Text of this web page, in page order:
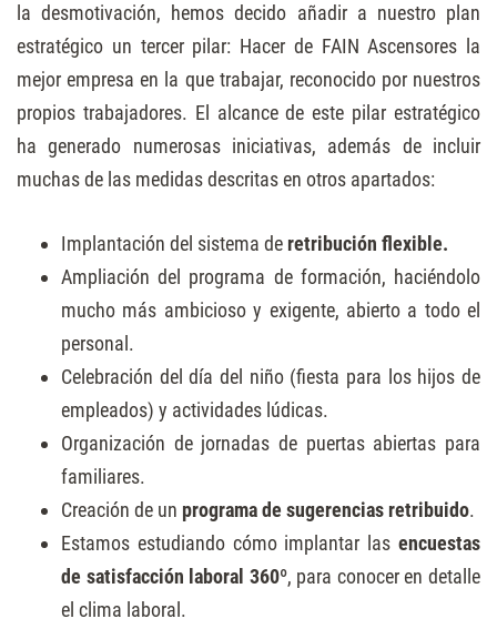
la desmotivación, hemos decido añadir a nuestro plan
estratégico un tercer pilar: Hacer de FAIN Ascensores la
mejor empresa en la que trabajar, reconocido por nuestros
propios trabajadores. El alcance de este pilar estratégico
ha generado numerosas iniciativas, además de incluir
muchas de las medidas descritas en otros apartados:
Implantación del sistema de retribución flexible.
Ampliación del programa de formación, haciéndolo
mucho más ambicioso y exigente, abierto a todo el
personal.
Celebración del día del niño (fiesta para los hijos de
empleados) y actividades lúdicas.
Organización de jornadas de puertas abiertas para
familiares.
Creación de un programa de sugerencias retribuido.
Estamos estudiando cómo implantar las encuestas
de satisfacción laboral 360º, para conocer en detalle
el clima laboral.